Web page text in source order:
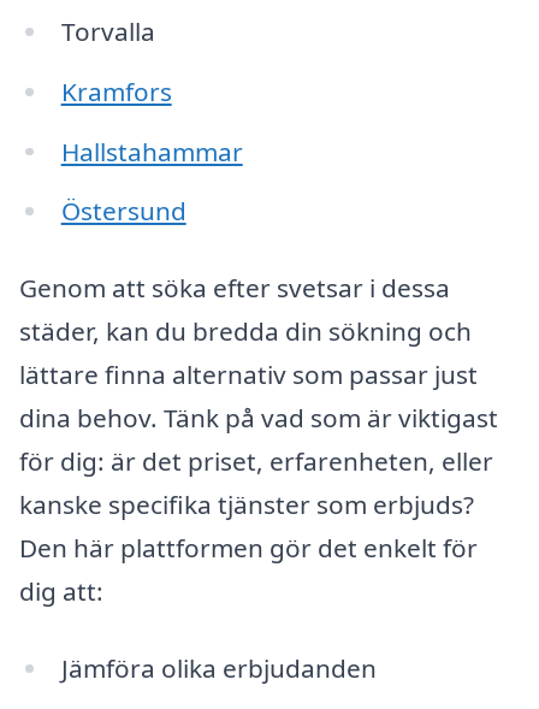
Torvalla
Kramfors
Hallstahammar
Östersund
Genom att söka efter svetsar i dessa
städer, kan du bredda din sökning och
lättare finna alternativ som passar just
dina behov. Tänk på vad som är viktigast
för dig: är det priset, erfarenheten, eller
kanske specifika tjänster som erbjuds?
Den här plattformen gör det enkelt för
dig att:
Jämföra olika erbjudanden